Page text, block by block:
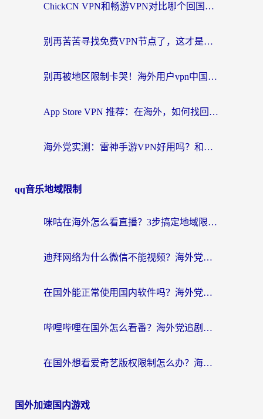
ChickCN VPN和畅游VPN对比哪个回国效果更好？海外党必看的回国加速器选择指南
别再苦苦寻找免费VPN节点了，这才是海外访问国内资源的正确姿势
别再被地区限制卡哭！海外用户vpn中国下载全攻略，无缝刷剧办公社交
App Store VPN 推荐：在海外，如何找回那扇回家的“任意门”？
海外党实测：雷神手游VPN好用吗？和闪电VPN对比哪个回国效果更好？附小众工具深度测评
qq音乐地域限制
咪咕在海外怎么看直播？3步搞定地域限制，还能畅看腾讯视频与国内热剧
迪拜网络为什么微信不能视频？海外党必看的回国加速全攻略
在国外能正常使用国内软件吗？海外党亲测有效的无缝访问指南
哔哩哔哩在国外怎么看番？海外党追剧看片的终极解决方案
在国外想看爱奇艺版权限制怎么办？海外华人必看的追剧自由指南
国外加速国内游戏